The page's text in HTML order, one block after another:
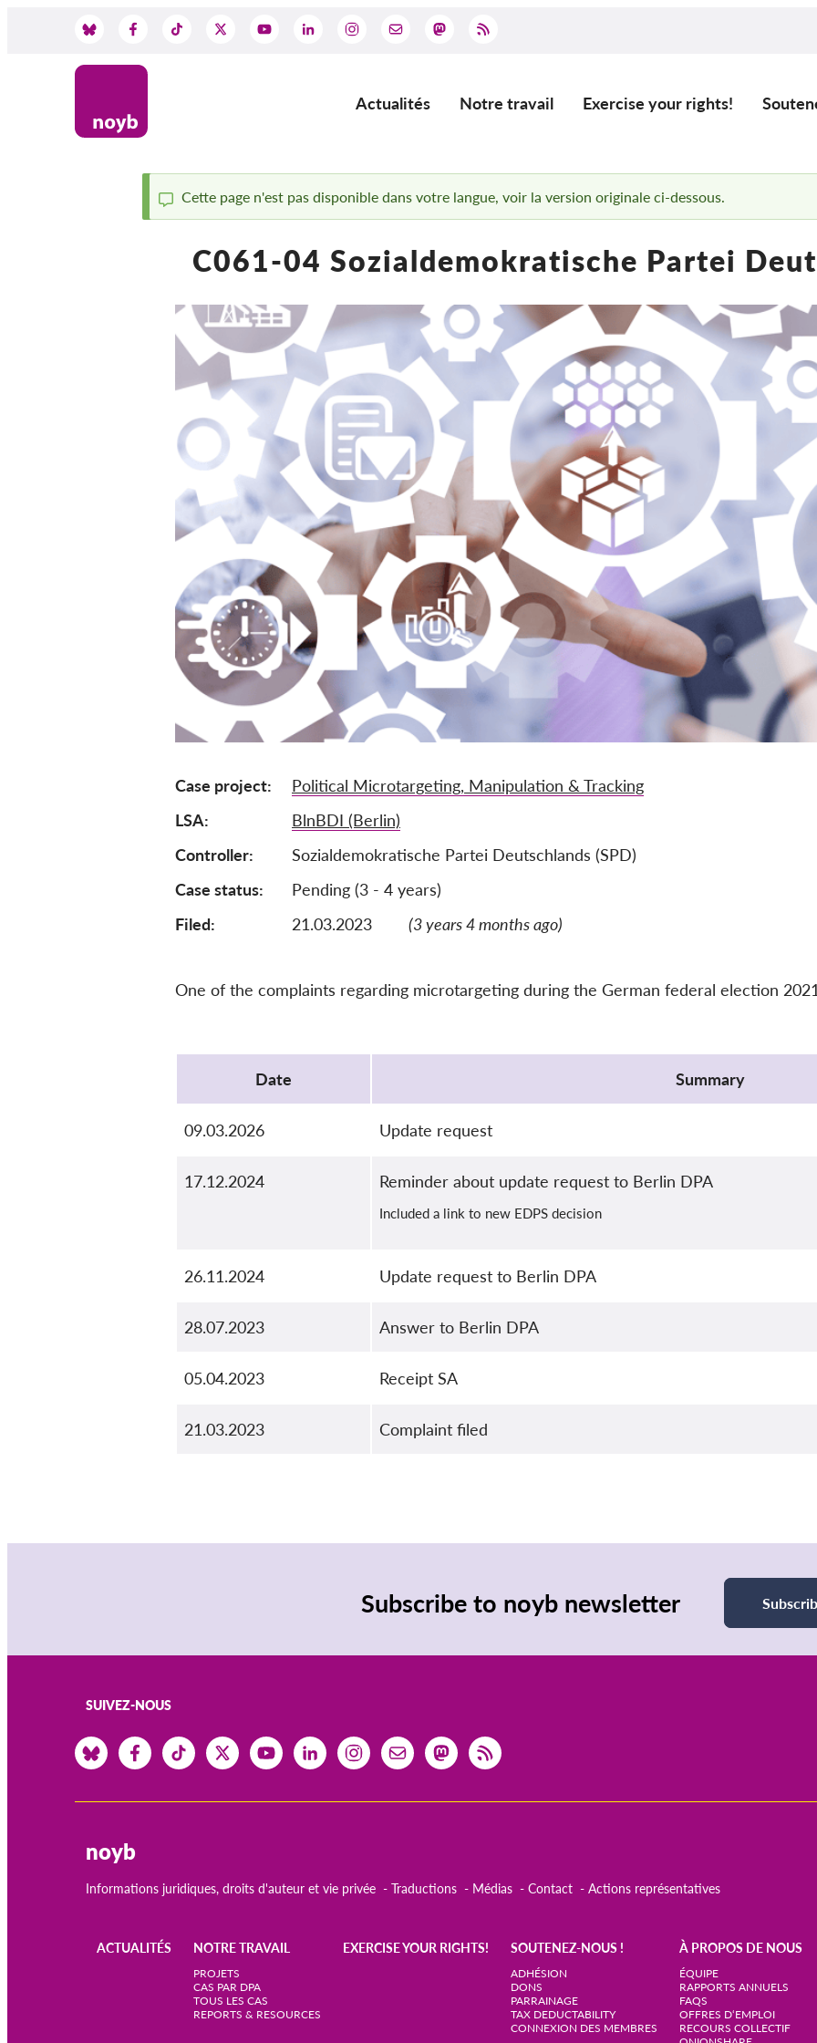
Main
Actualités Notre travail Exercise your rights!
Status
message
Cette page n'est pas disponible dans votre langue, voir la version originale ci-dessous.
C061-04 Sozialdemokratische Partei
Case project
Political Microtargeting, Manipulation & Tracking
LSA
BlnBDI (Berlin)
Controller
Sozialdemokratische Partei Deutschlands (SPD)
Case status
Pending (3 - 4 years)
Filed:
21.03.2023 (3 years 4 months ago)
One of the complaints regarding microtargeting during the German federal election
Date
Summary
09.03.2026 Update request
17.12.2024 Reminder about update request to Berlin DPA
Included a link to new EDPS decision
26.11.2024 Update request to Berlin DPA
28.07.2023 Answer to Berlin DPA
05.04.2023 Receipt SA
21.03.2023 Complaint filed
Subscribe to noyb newsletter
SUIVEZ-NOUS
noyb
Informations juridiques, droits d'auteur et vie privée Traductions Médias Contact Actions représentatives
ACTUALITÉS NOTRE TRAVAIL
PROJETS
CAS PAR DPA
TOUS LES CAS
REPORTS & RESOURCES
EXERCISE YOUR RIGHTS! SOUTENEZ-NOUS !
ADHÉSION
DONS
PARRAINAGE
TAX DEDUCTABILITY
CONNEXION DES MEMBRES
À PROPOS DE NOUS
ÉQUIPE
RAPPORTS ANNUELS
FAQS
OFFRES D‘EMPLOI
RECOURS COLLECTIF